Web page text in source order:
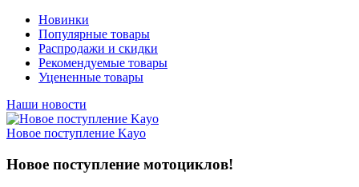
Новинки
Популярные товары
Распродажи и скидки
Рекомендуемые товары
Уцененные товары
Наши новости
Новое поступление Kayo
Новое поступление мотоциклов!